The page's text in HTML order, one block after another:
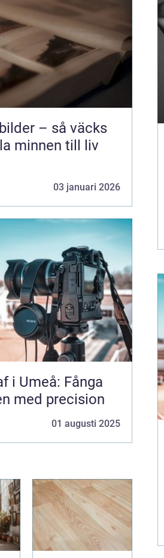
– så väcks
minnen till liv
03 januari 2026
i Umeå: Fånga
med precision
01 augusti 2025